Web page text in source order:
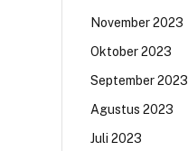
November 2023
Oktober 2023
September 2023
Agustus 2023
Juli 2023